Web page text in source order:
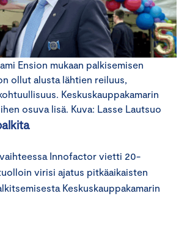
Ension mukaan palkisemisen
ollut alusta lähtien reiluus,
Keskuskauppakamarin
osuva lisä. Kuva: Lasse Lautsuo
Innofactor vietti 20-
virisi ajatus pitkäaikaisten
Keskuskauppakamarin